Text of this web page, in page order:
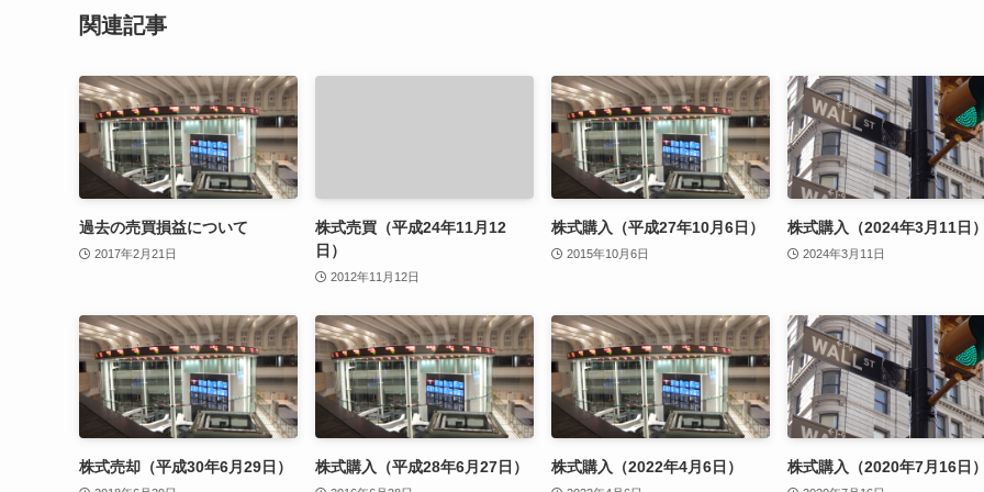
関連記事
過去の売買損益について
2017年2月21日
株式売買（平成24年11月12
日）
2012年11月12日
株式購入（平成27年10月6日）
2015年10月6日
株式購入（2024年3月11日
2024年3月11日
株式売却（平成30年6月29日） 株式購入（平成28年6月27日） 株式購入（2022年4月6日） 株式購入（2020年7月16日